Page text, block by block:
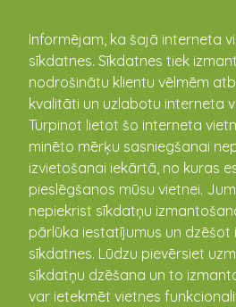
Informējam, ka šajā interneta
sīkdatnes. Sīkdatnes tiek
nodrošinātu klientu vēlmēm
kvalitāti un uzlabotu interneta
Turpinot lietot šo interneta
minēto mērķu sasniegšanai
izvietošanai iekārtā, no kuras
pieslēgšanos mūsu vietnei.
nepiekrist sīkdatņu
pārlūka iestatījumus un
sīkdatnes. Lūdzu pievērsiet
sīkdatņu dzēšana un to
var ietekmēt vietnes
kandava.lv
PASĀKUMU